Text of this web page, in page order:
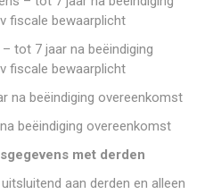
fiscale bewaarplicht
tot 7 jaar na beëindiging
fiscale bewaarplicht
na beëindiging overeenkomst
beëindiging overeenkomst
met derden
aan derden en alleen